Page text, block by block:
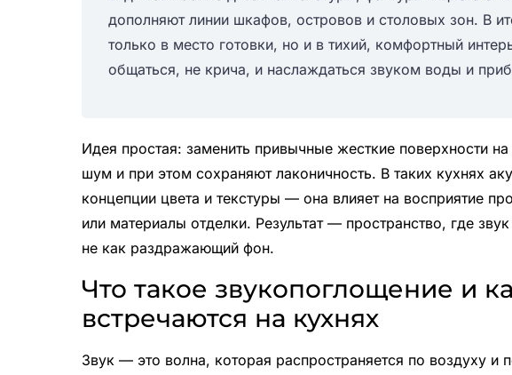
дополняют линии шкафов, островов и столовых зон. В
только в место готовки, но и в тихий, комфортный
общаться, не крича, и наслаждаться звуком воды и
Идея простая: заменить привычные жесткие поверхности
шум и при этом сохраняют лаконичность. В таких кухнях
концепции цвета и текстуры — она влияет на восприятие
или материалы отделки. Результат — пространство, где
не как раздражающий фон.
Что такое звукопоглощение и
встречаются на кухнях
Звук — это волна, которая распространяется по воздухy и